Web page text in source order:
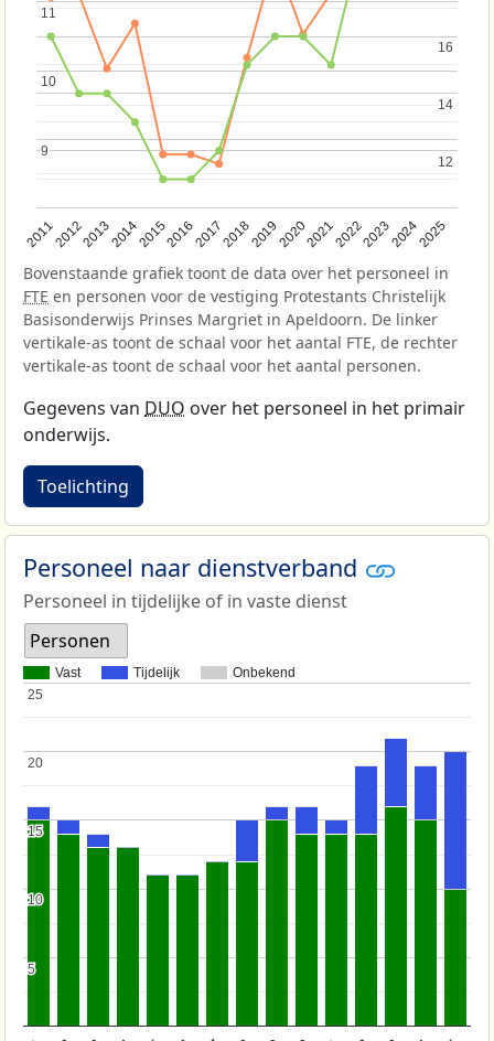
201120122013201420152016201720182019202020212022202320242025
9
9
10
10
11
11
12
12
14
14
16
16
Bovenstaande grafiek toont de data over het personeel in
FTE en personen voor de vestiging Protestants Christelijk
Basisonderwijs Prinses Margriet in Apeldoorn. De linker
vertikale-as toont de schaal voor het aantal FTE, de rechter
vertikale-as toont de schaal voor het aantal personen.
Gegevens van DUO over het personeel in het primair
onderwijs.
Toelichting
Personeel naar dienstverband
Personeel in tijdelijke of in vaste dienst
Personen
Vast Tijdelijk Onbekend
5
5
10
10
15
15
20
20
25
25